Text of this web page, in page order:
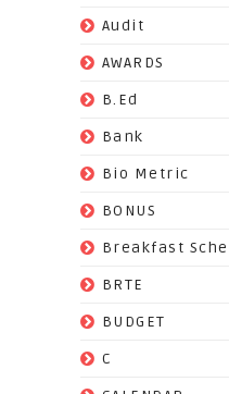
Audit
AWARDS
B.Ed
Bank
Bio Metric
BONUS
Breakfast
BRTE
BUDGET
C